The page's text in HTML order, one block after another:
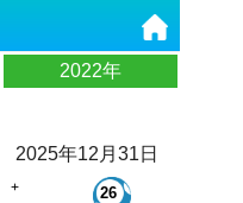
2022年
2025年12月31日
+ 26